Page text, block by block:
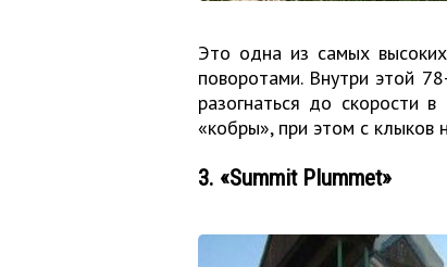
Это одна из самых
поворотами. Внутри этой
разогнаться до скорости
«кобры», при этом с клыков
3. «Summit Plummet»